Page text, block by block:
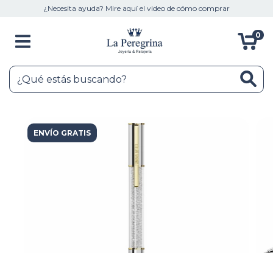
¿Necesita ayuda? Mire aquí el video de cómo comprar
0
ENVÍO GRATIS